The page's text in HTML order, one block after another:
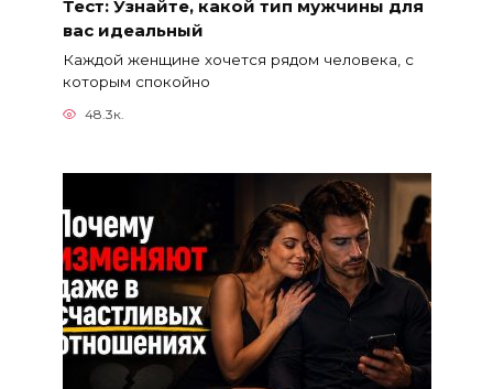
Тест: Узнайте, какой тип мужчины для
вас идеальный
Каждой женщине хочется рядом человека, с
которым спокойно
48.3к.